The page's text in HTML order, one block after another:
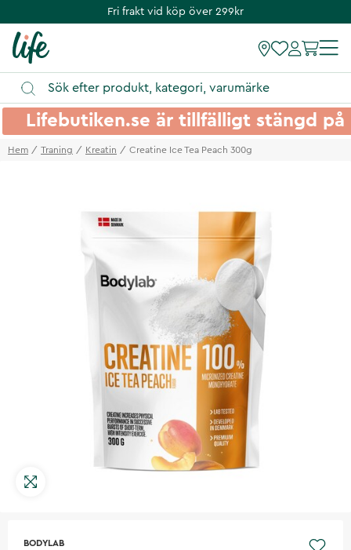
Fri frakt vid köp över 299kr
Lifebutiken.se är tillfälligt stängd
Hem Traning Kreatin Creatine Ice Tea Peach 300g
BODYLAB